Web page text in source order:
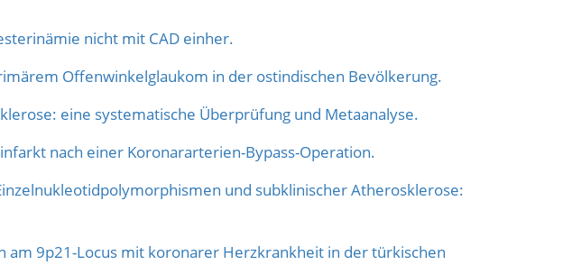
nicht mit CAD einher.
Offenwinkelglaukom in der ostindischen Bevölkerung.
eine systematische Überprüfung und Metaanalyse.
nach einer Koronararterien-Bypass-Operation.
und subklinischer Atherosklerose:
9p21-Locus mit koronarer Herzkrankheit in der türkischen